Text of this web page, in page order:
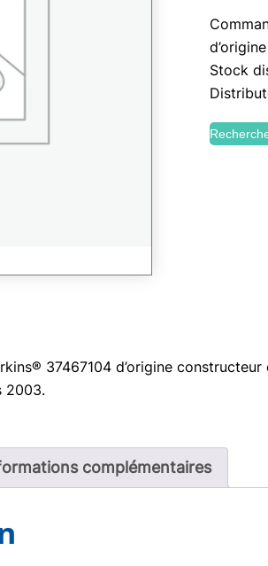
Stock
37467104 d’origine
2003.
complémentaires